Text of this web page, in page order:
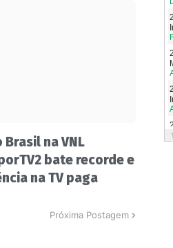
Brasil na VNL
bate recorde e
na TV paga
Próxima Postagem